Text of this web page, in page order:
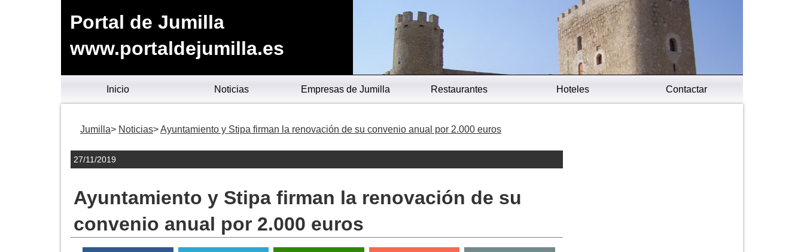
Portal de Jumilla
www.portaldejumilla.es
Inicio Noticias Empresas de Jumilla Restaurantes Hoteles Contactar
Jumilla Noticias Ayuntamiento y Stipa firman la renovación de su convenio anual por 2.000 euros
27/11/2019
Ayuntamiento y Stipa firman la renovación de su
convenio anual por 2.000 euros